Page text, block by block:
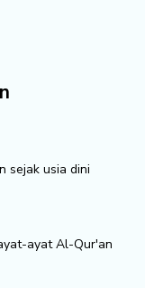
sejak usia dini
ayat Al-Qur'an